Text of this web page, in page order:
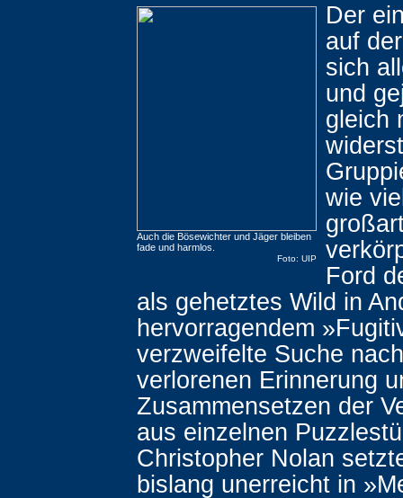
Auch die Bösewichter und Jäger bleiben
fade und harmlos.
Foto: UIP
Der
auf
sich
und
gleich
wie
Ford
als gehetztes Wild in
hervorragendem
verzweifelte Suche
verlorenen Erinnerung
Zusammensetzen der
aus einzelnen
Christopher Nolan
bislang unerreicht in